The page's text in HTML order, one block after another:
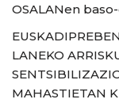
OSALANen
LANEKO
MAHASTIETAN